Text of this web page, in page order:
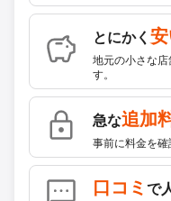
とにかく 安
地元の小さな
す。
急な追加
事前に料金を確
口コミで